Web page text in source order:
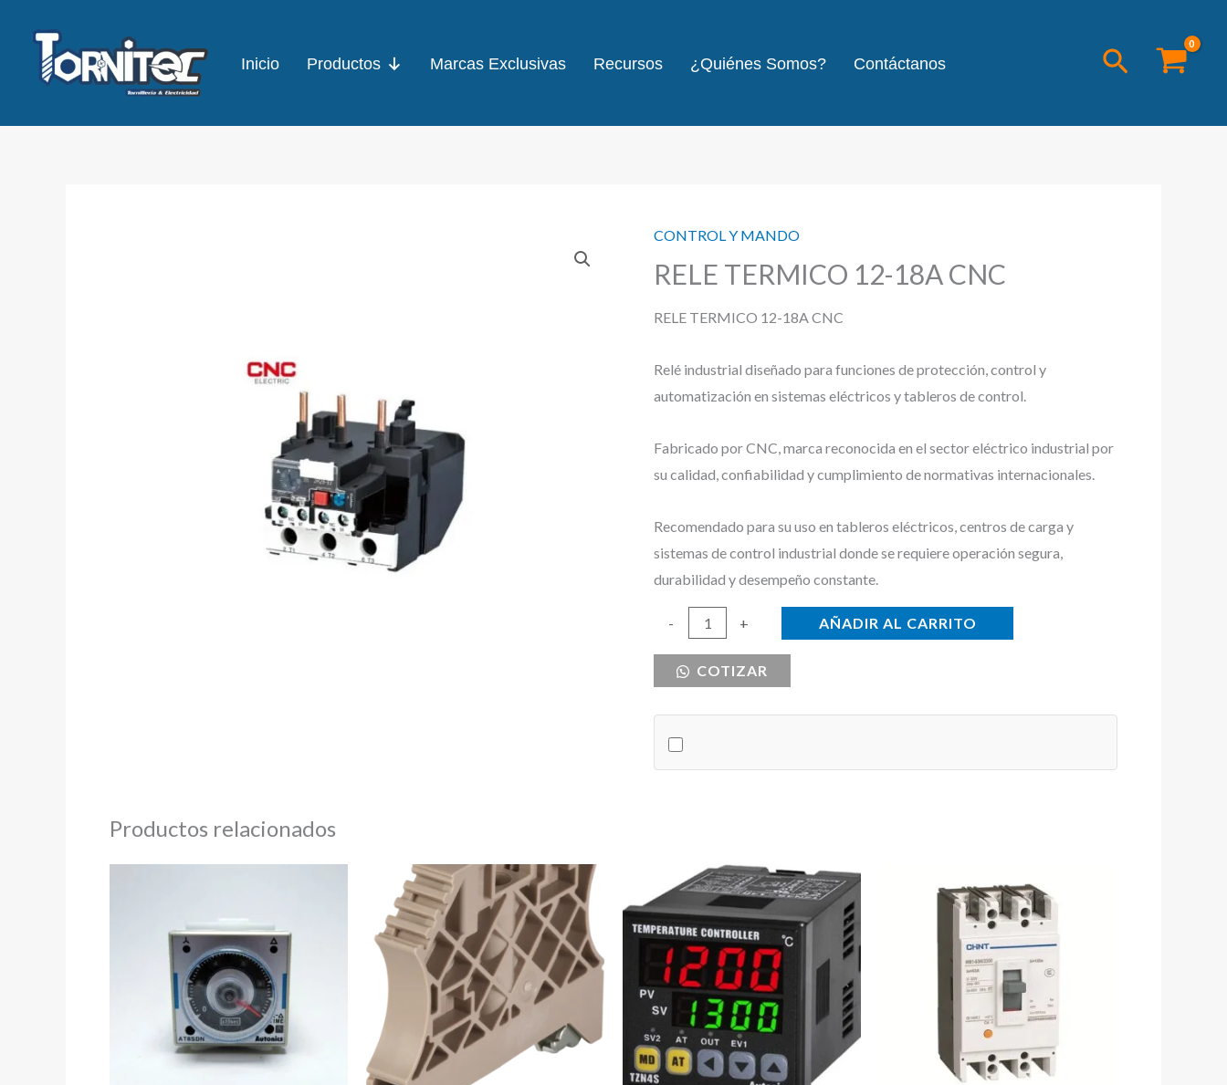
contenido
Inicio Productos Marcas Exclusivas Recursos ¿Quiénes Somos? Contáctanos Buscar
CONTROL Y MANDO
RELE TERMICO 12-18A CNC
RELE TERMICO 12-18A CNC
Relé industrial diseñado para funciones de protección, control y
automatización en sistemas eléctricos y tableros de control.
Fabricado por CNC, marca reconocida en el sector eléctrico industrial por
su calidad, confiabilidad y cumplimiento de normativas internacionales.
Recomendado para su uso en tableros eléctricos, centros de carga y
sistemas de control industrial donde se requiere operación segura,
durabilidad y desempeño constante.
-
cantidad
+ AÑADIR AL CARRITO
COTIZAR
Productos relacionados